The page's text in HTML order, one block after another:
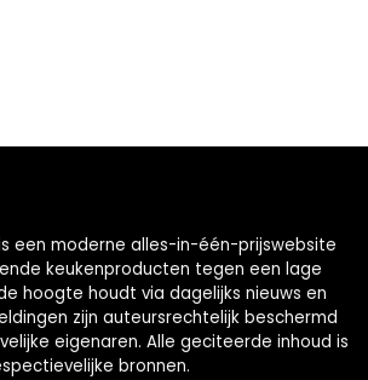
een moderne alles-in-één-prijswebsite
keukenproducten tegen een lage
hoogte houdt via dagelijks nieuws en
zijn auteursrechtelijk beschermd
eigenaren. Alle geciteerde inhoud is
bronnen.